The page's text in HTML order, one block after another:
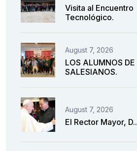
Visita al Encuentro
Tecnológico.
August 7, 2026
LOS ALUMNOS DE
SALESIANOS.
August 7, 2026
El Rector Mayor, D..